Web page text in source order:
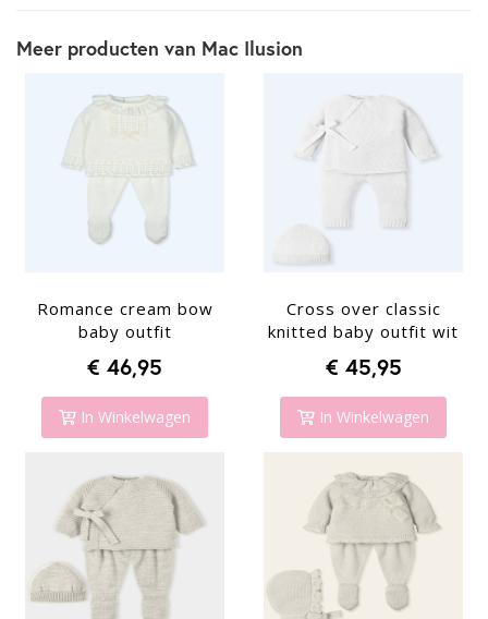
Meer producten van Mac Ilusion
Romance cream bow
baby outfit
€ 46,95
In Winkelwagen
Cross over classic
knitted baby outfit wit
€ 45,95
In Winkelwagen